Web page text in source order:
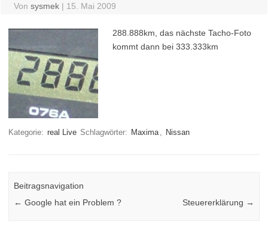
Von sysmek | 15. Mai 2009
288.888km, das nächste Tacho-Foto
kommt dann bei 333.333km
Kategorie: real Live Schlagwörter: Maxima , Nissan
Beitragsnavigation
← Google hat ein Problem ? Steuererklärung →